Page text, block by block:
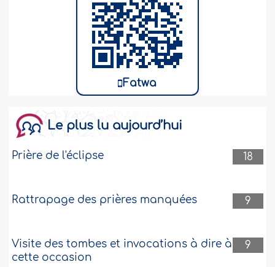
Fatwa
Le plus lu aujourd’hui
18
Prière de l'éclipse
9
Rattrapage des prières manquées
9
Visite des tombes et invocations à dire à
cette occasion